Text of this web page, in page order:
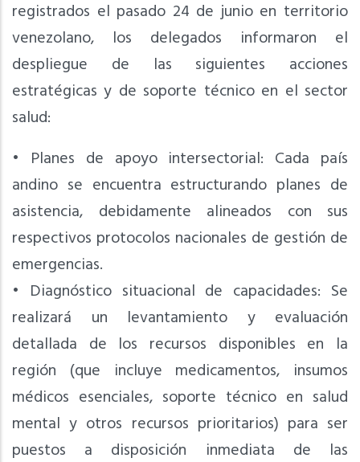
registrados el pasado 24 de junio en territorio
venezolano, los delegados informaron el
despliegue de las siguientes acciones
estratégicas y de soporte técnico en el sector
salud:
• Planes de apoyo intersectorial: Cada país
andino se encuentra estructurando planes de
asistencia, debidamente alineados con sus
respectivos protocolos nacionales de gestión de
emergencias.
• Diagnóstico situacional de capacidades: Se
realizará un levantamiento y evaluación
detallada de los recursos disponibles en la
región (que incluye medicamentos, insumos
médicos esenciales, soporte técnico en salud
mental y otros recursos prioritarios) para ser
puestos a disposición inmediata de las